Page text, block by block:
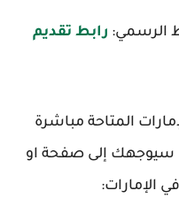
الرسمي: رابط تقديم
المتاحة مباشرة
سيوجهك إلى صفحة او
الإمارات: